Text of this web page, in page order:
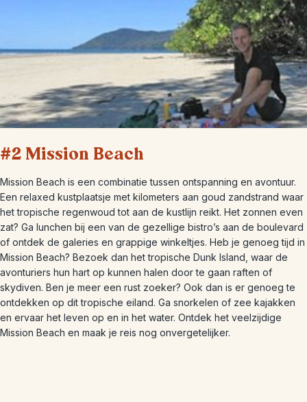
#2 Mission Beach
Mission Beach is een combinatie tussen ontspanning en avontuur.
Een relaxed kustplaatsje met kilometers aan goud zandstrand waar
het tropische regenwoud tot aan de kustlijn reikt. Het zonnen even
zat? Ga lunchen bij een van de gezellige bistro’s aan de boulevard
of ontdek de galeries en grappige winkeltjes. Heb je genoeg tijd in
Mission Beach? Bezoek dan het tropische Dunk Island, waar de
avonturiers hun hart op kunnen halen door te gaan raften of
skydiven. Ben je meer een rust zoeker? Ook dan is er genoeg te
ontdekken op dit tropische eiland. Ga snorkelen of zee kajakken
en ervaar het leven op en in het water. Ontdek het veelzijdige
Mission Beach en maak je reis nog onvergetelijker.